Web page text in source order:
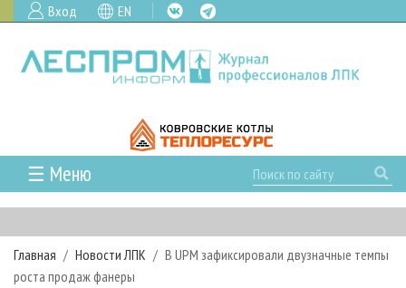
Вход EN
☰ Меню
ГЛАВНАЯ
РУБРИКИ И ТЕМЫ
РУБРИКИ ЖУРНАЛА
НОВОСТИ
Главная Новости ЛПК
В UPM зафиксировали двузначные темпы
роста продаж фанеры